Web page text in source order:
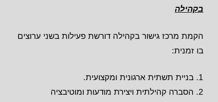
בקהילה
הקמת מרכז גישור בקהילה דורשת פעילות בשני ערוצים
בו זמנית:
בניית תשתית ארגונית ומקצועית.
הסברה קהילתית ויצירת מודעות ומוטיבציה